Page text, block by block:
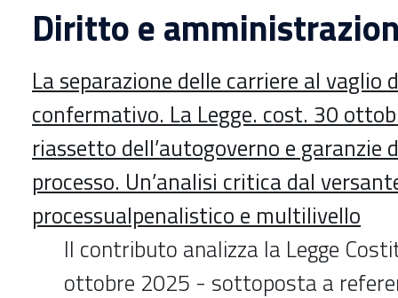
Per approfondire
Appuntamenti
Prenotazione spazi
Diritto e
La separazione delle carriere al vaglio
confermativo. La Legge. cost. 30
riassetto dell’autogoverno e garanzie
processo. Un’analisi critica dal
processualpenalistico e multilivello
Il contributo analizza la Legge
ottobre 2025 - sottoposta a